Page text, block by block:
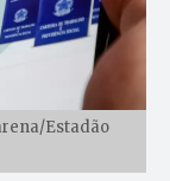
Estadão